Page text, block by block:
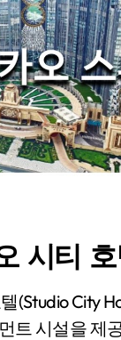
시티
(Studio City
트 시설을 제